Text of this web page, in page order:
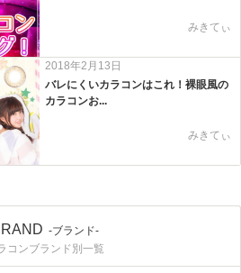
みきてぃ
2018年2月13日
バレにくいカラコンはこれ！裸眼風の
カラコンお...
みきてぃ
-ブランド-
コンブランド別一覧